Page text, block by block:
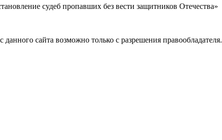
судеб пропавших без вести защитников Отечества»
сайта возможно только с разрешения правообладателя.